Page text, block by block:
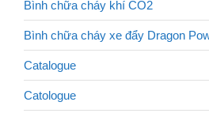
Bình chữa cháy khí CO2
Bình chữa cháy xe đẩy Dragon
Catalogue
Catologue